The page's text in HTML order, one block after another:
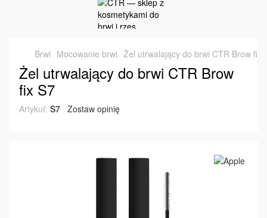
Brwi Mocowanie brwi Żel utrwalający do brwi CTR Brow fix
Żel utrwalający do brwi CTR Brow
fix S7
Artykuł: S7 Zostaw opinię